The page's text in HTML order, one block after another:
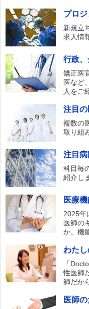
プロ
新規立
求人情
行政
矯正医
医など
人をご
注目
複数の
取り組
注目
科目毎
紹介し
医療
2025年
医師の
か。機
わた
「
性医師
師だか
医師